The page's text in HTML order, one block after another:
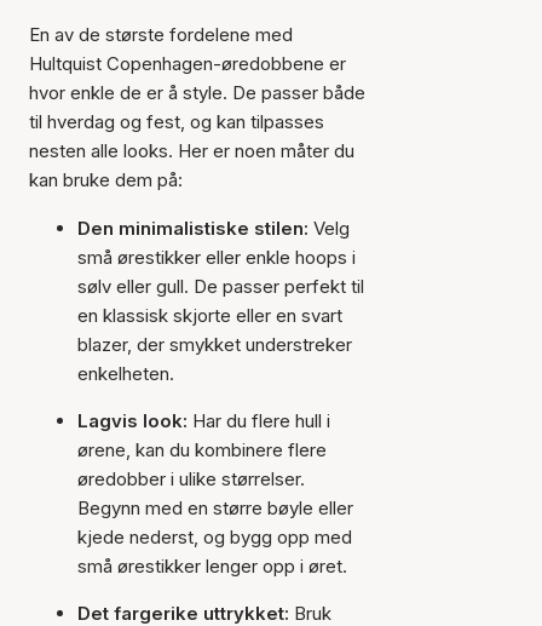
En av de største fordelene med
Hultquist Copenhagen-øredobbene er
hvor enkle de er å style. De passer både
til hverdag og fest, og kan tilpasses
nesten alle looks. Her er noen måter du
kan bruke dem på:
Den minimalistiske stilen: Velg
små ørestikker eller enkle hoops i
sølv eller gull. De passer perfekt til
en klassisk skjorte eller en svart
blazer, der smykket understreker
enkelheten.
Lagvis look: Har du flere hull i
ørene, kan du kombinere flere
øredobber i ulike størrelser.
Begynn med en større bøyle eller
kjede nederst, og bygg opp med
små ørestikker lenger opp i øret.
Det fargerike uttrykket: Bruk